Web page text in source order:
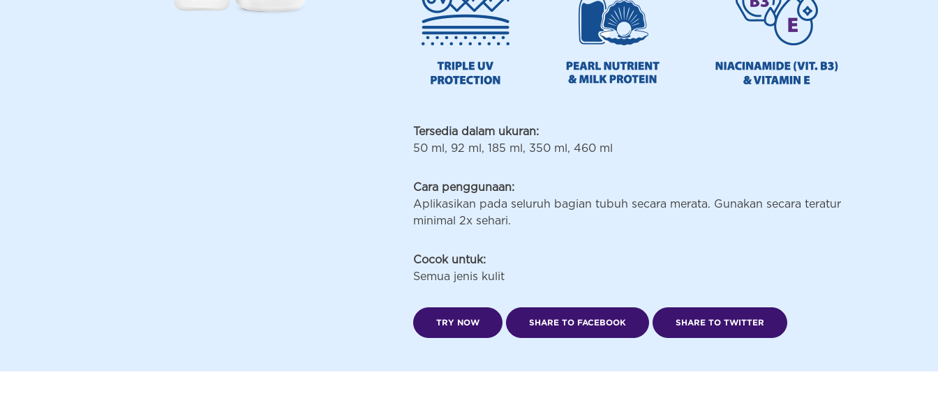
Tersedia dalam ukuran:
50 ml, 92 ml, 185 ml, 350 ml, 460 ml
Cara penggunaan:
Aplikasikan pada seluruh bagian tubuh secara merata. Gunakan secara teratur
minimal 2x sehari.
Cocok untuk:
Semua jenis kulit
TRY NOW SHARE TO FACEBOOK SHARE TO TWITTER